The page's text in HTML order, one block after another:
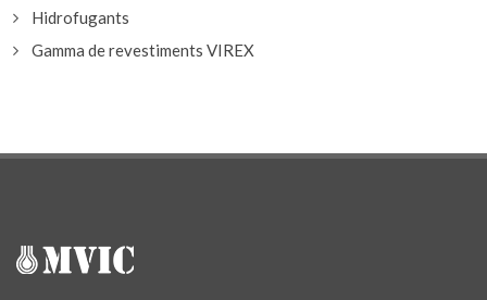
Hidrofugants
Gamma de revestiments VIREX